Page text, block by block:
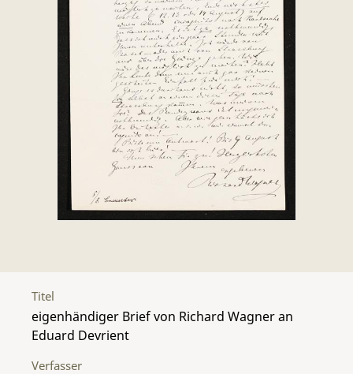
Titel
eigenhändiger Brief von Richard Wagner an
Eduard Devrient
Verfasser